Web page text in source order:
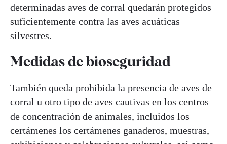
determinadas aves de corral quedarán protegidos
suficientemente contra las aves acuáticas
silvestres.
Medidas de bioseguridad
También queda prohibida la presencia de aves de
corral u otro tipo de aves cautivas en los centros
de concentración de animales, incluidos los
certámenes los certámenes ganaderos, muestras,